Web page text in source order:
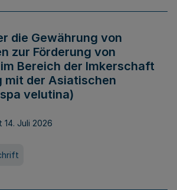
die Gewährung von
zur Förderung von
Bereich der Imkerschaft
mit der Asiatischen
velutina)
14. Juli 2026